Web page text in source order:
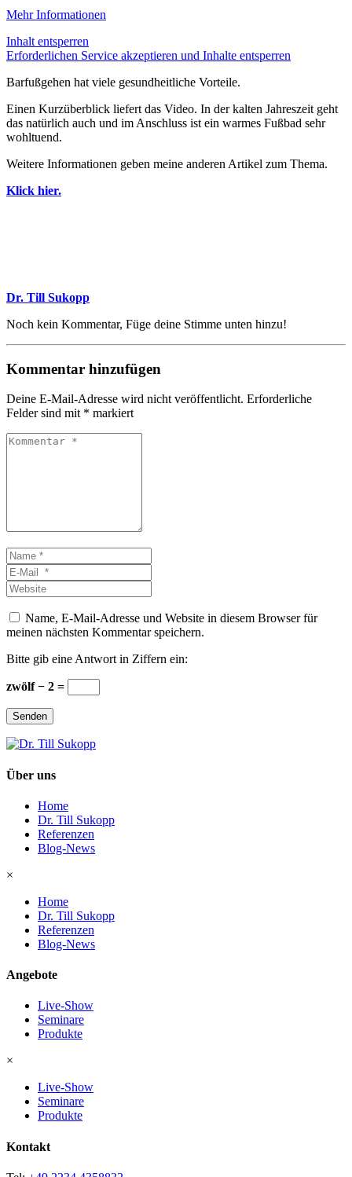
Mehr Informationen
Inhalt entsperren
Erforderlichen Service akzeptieren und Inhalte entsperren
Barfußgehen hat viele gesundheitliche Vorteile.
Einen Kurzüberblick liefert das Video. In der kalten Jahreszeit geht
das natürlich auch und im Anschluss ist ein warmes Fußbad sehr
wohltuend.
Weitere Informationen geben meine anderen Artikel zum Thema.
Klick hier.
Dr. Till Sukopp
Noch kein Kommentar, Füge deine Stimme unten hinzu!
Kommentar hinzufügen
Deine E-Mail-Adresse wird nicht veröffentlicht. Erforderliche
Felder sind mit * markiert
Kommentar
Name
*E-
Mail
*
Website
Name, E-Mail-Adresse und Website in diesem Browser für
meinen nächsten Kommentar speichern.
Bitte gib eine Antwort in Ziffern ein:
zwölf − 2 =
Senden
Über uns
Home
Dr. Till Sukopp
Referenzen
Blog-News
×
Home
Dr. Till Sukopp
Referenzen
Blog-News
Angebote
Live-Show
Seminare
Produkte
×
Live-Show
Seminare
Produkte
Kontakt